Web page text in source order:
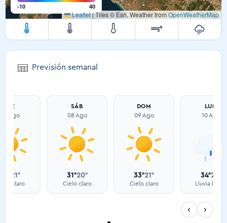
-10 40
Leaflet|Tiles © Esri, Weather fromOpenWeatherMap
Previsión semanal
VIE
07 Ago
21°
claro
SÁB
08 Ago
31°20°
Cielo claro
DOM
09 Ago
33°21°
Cielo claro
LUN
10 Ago
34°22°
Lluvia ligera
‹ ›